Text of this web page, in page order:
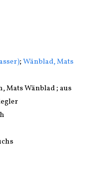
;Wänblad, Mats
Mats Wänblad ; aus
Interessenskreis